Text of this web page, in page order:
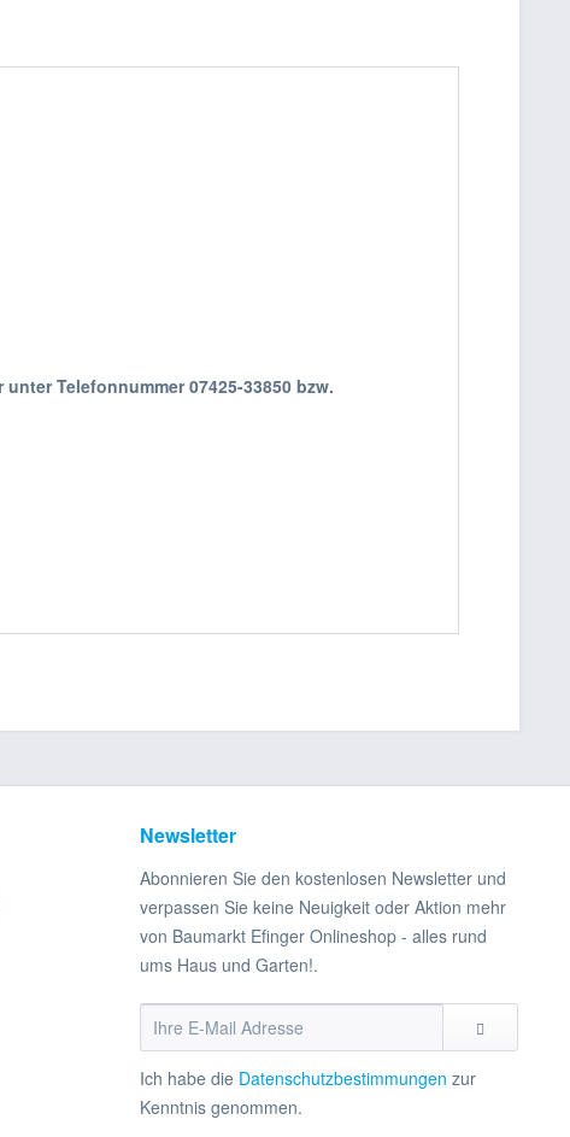
Telefonnummer 07425-33850 bzw.
Newsletter
Abonnieren Sie den kostenlosen Newsletter und
verpassen Sie keine Neuigkeit oder Aktion mehr
von Baumarkt Efinger Onlineshop - alles rund
ums Haus und Garten!.
Ich habe die Datenschutzbestimmungen zur
Kenntnis genommen.